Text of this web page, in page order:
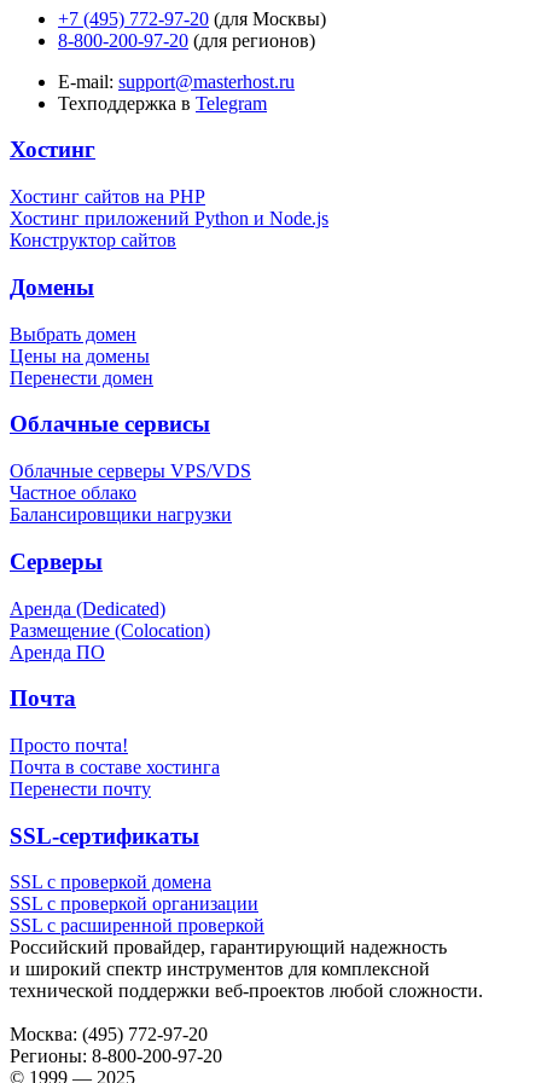
+7 (495) 772-97-20 (для Москвы)
8-800-200-97-20 (для регионов)
E-mail: support@masterhost.ru
Техподдержка в Telegram
Хостинг
Хостинг сайтов на PHP
Хостинг приложений Python и Node.js
Конструктор сайтов
Домены
Выбрать домен
Цены на домены
Перенести домен
Облачные сервисы
Облачные серверы VPS/VDS
Частное облако
Балансировщики нагрузки
Серверы
Аренда (Dedicated)
Размещение (Colocation)
Аренда ПО
Почта
Просто почта!
Почта в составе хостинга
Перенести почту
SSL-сертификаты
SSL с проверкой домена
SSL с проверкой организации
SSL с расширенной проверкой
Российский провайдер, гарантирующий надежность
и широкий спектр инструментов для комплексной
технической поддержки веб-проектов любой сложности.
Москва: (495) 772-97-20
Регионы: 8-800-200-97-20
© 1999 — 2025